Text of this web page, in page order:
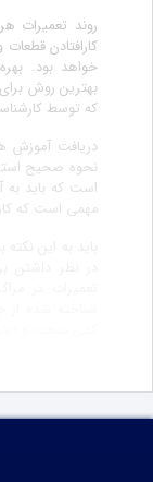
روند تعمیرات
کارافتادن
خواهد بود.
بهترین روش
که توسط
دریافت آموزش
نحوه صحیح
است که باید به
مهمی است که